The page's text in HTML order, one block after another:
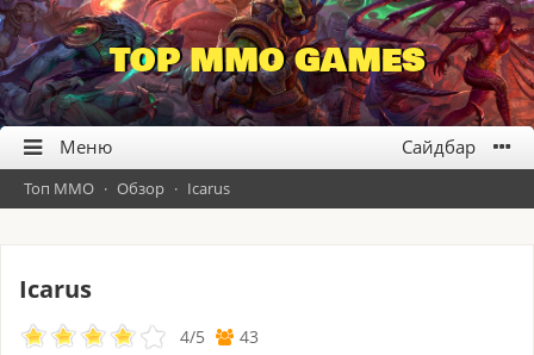
TOP MMO GAMES
Топ ММО · Обзор · Icarus
Icarus
4/5 43